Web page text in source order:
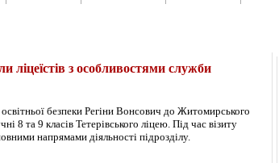
ліцеїстів з особливостями служби
освітньої безпеки Регіни Вонсович до Житомирського
8 та 9 класів Тетерівського ліцею. Під час візиту
напрямами діяльності підрозділу.